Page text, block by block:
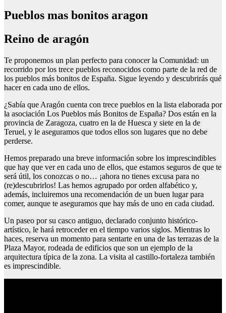
Pueblos mas bonitos aragon
Reino de aragón
Te proponemos un plan perfecto para conocer la Comunidad: un
recorrido por los trece pueblos reconocidos como parte de la red de
los pueblos más bonitos de España. Sigue leyendo y descubrirás qué
hacer en cada uno de ellos.
¿Sabía que Aragón cuenta con trece pueblos en la lista elaborada por
la asociación Los Pueblos más Bonitos de España? Dos están en la
provincia de Zaragoza, cuatro en la de Huesca y siete en la de
Teruel, y le aseguramos que todos ellos son lugares que no debe
perderse.
Hemos preparado una breve información sobre los imprescindibles
que hay que ver en cada uno de ellos, que estamos seguros de que te
será útil, los conozcas o no… ¡ahora no tienes excusa para no
(re)descubrirlos! Las hemos agrupado por orden alfabético y,
además, incluiremos una recomendación de un buen lugar para
comer, aunque te aseguramos que hay más de uno en cada ciudad.
Un paseo por su casco antiguo, declarado conjunto histórico-
artístico, le hará retroceder en el tiempo varios siglos. Mientras lo
haces, reserva un momento para sentarte en una de las terrazas de la
Plaza Mayor, rodeada de edificios que son un ejemplo de la
arquitectura típica de la zona. La visita al castillo-fortaleza también
es imprescindible.